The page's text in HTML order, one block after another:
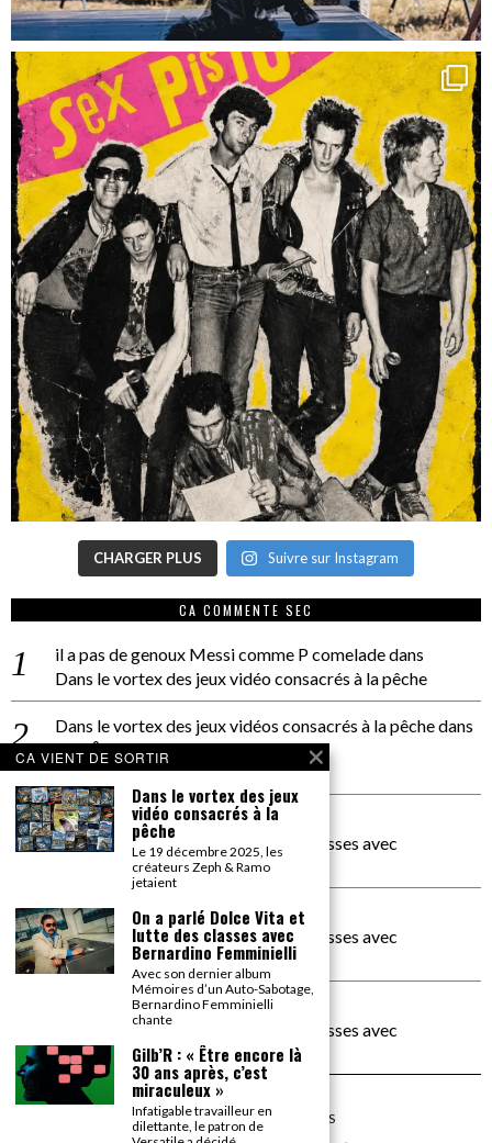
CHARGER PLUS Suivre sur Instagram
CA COMMENTE SEC
il a pas de genoux Messi comme P comeladedans
Dans le vortex des jeux vidéo consacrés à la pêche
Dans le vortex des jeux vidéos consacrés à la pêchedans
PACÔME THIELLEMENT
La séance d’Hip Gnose
La Patrie
dans
On a parlé Dolce Vita et lutte des classes avec
Bernardino Femminielli
carte noire negra à l'o tiededans
On a parlé Dolce Vita et lutte des classes avec
Bernardino Femminielli
moise et son mascarédans
On a parlé Dolce Vita et lutte des classes avec
Bernardino Femminielli
©2026TOUS DROITS RÉSERVÉS
CA VIENT DE SORTIR
Dans le vortex des jeux
vidéo consacrés à la
pêche
Le 19 décembre 2025, les
créateurs Zeph & Ramo
jetaient
On a parlé Dolce Vita et
lutte des classes avec
Bernardino Femminielli
Avec son dernier album
Mémoires d’un Auto-Sabotage,
Bernardino Femminielli
chante
Gilb’R : « Être encore là
30 ans après, c’est
miraculeux »
Infatigable travailleur en
dilettante, le patron de